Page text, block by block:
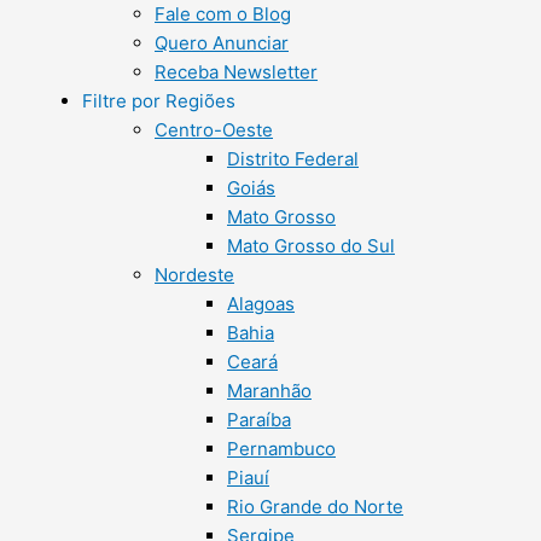
Fale com o Blog
Quero Anunciar
Receba Newsletter
Filtre por Regiões
Centro-Oeste
Distrito Federal
Goiás
Mato Grosso
Mato Grosso do Sul
Nordeste
Alagoas
Bahia
Ceará
Maranhão
Paraíba
Pernambuco
Piauí
Rio Grande do Norte
Sergipe